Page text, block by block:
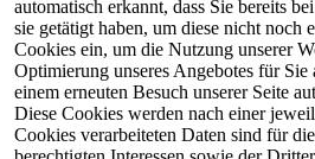
automatisch erkannt, dass Sie bereits
sie getätigt haben, um diese nicht noch
Cookies ein, um die Nutzung unserer
Optimierung unseres Angebotes für
einem erneuten Besuch unserer Seite
Diese Cookies werden nach einer
Cookies verarbeiteten Daten sind für